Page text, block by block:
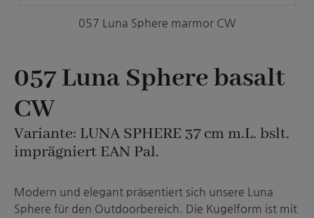
057 Luna Sphere marmor CW
057 Luna Sphere basalt
CW
Variante: LUNA SPHERE 37 cm m.L. bslt.
imprägniert EAN Pal.
Modern und elegant präsentiert sich unsere Luna
Sphere für den Outdoorbereich. Die Kugelform ist mit